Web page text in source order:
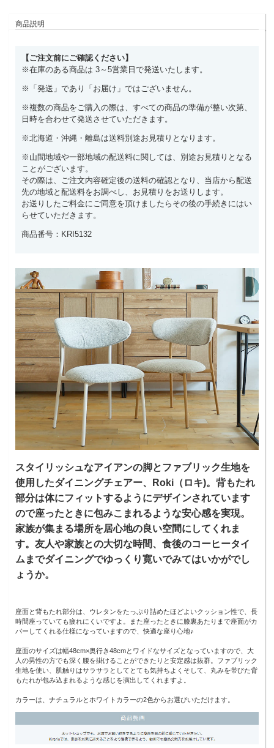
商品説明
【ご注文前にご確認ください】
※在庫のある商品は 3～5営業日で発送いたします。
※「発送」であり「お届け」ではございません。
※複数の商品をご購入の際は、すべての商品の準備が整い次第、
日時を合わせて発送させていただきます。
※北海道・沖縄・離島は送料別途お見積りとなります。
※山間地域や一部地域の配送料に関しては、別途お見積りとなる
ことがございます。
その際は、ご注文内容確定後の送料の確認となり、当店から配送
先の地域と配送料をお調べし、お見積りをお送りします。
お送りしたご料金にご同意を頂けましたらその後の手続きにはい
らせていただきます。
商品番号：KRI5132
スタイリッシュなアイアンの脚とファブリック生地を
使用したダイニングチェアー、Roki（ロキ)。背もたれ
部分は体にフィットするようにデザインされています
ので座ったときに包みこまれるような安心感を実現。
家族が集まる場所を居心地の良い空間にしてくれま
す。友人や家族との大切な時間、食後のコーヒータイ
ムまでダイニングでゆっくり寛いでみてはいかがでし
ょうか。
座面と背もたれ部分は、ウレタンをたっぷり詰めたほどよいクッション性で、長
時間座っていても疲れにくいですよ。また座ったときに膝裏あたりまで座面がカ
バーしてくれる仕様になっていますので、快適な座り心地♪
座面のサイズは幅48cm×奥行き48cmとワイドなサイズとなっていますので、大
人の男性の方でも深く腰を掛けることができたりと安定感は抜群。ファブリック
生地を使い、肌触りはサラサラとしてとても気持ちよくそして、丸みを帯びた背
もたれが包み込まれるような感じを演出してくれますよ。
カラーは、ナチュラルとホワイトカラーの2色からお選びいただけます。